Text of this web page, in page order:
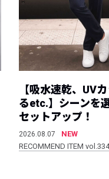
【吸水速乾、UV
るetc.】シーンを
セットアップ！
2026.08.07
NEW
RECOMMEND ITEM vol.334